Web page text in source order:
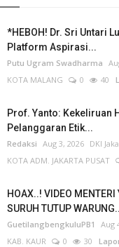
*HEBOH! Dr. Sri Untari
Platform Aspirasi...
Putu Ugram Swadharma
KOTA MALANG
0 40
Prof. Yanto: Kekeliruan
Pelanggaran Etik...
Redaksi Aug 3, 2026 DKI
KOTA ADM. JAKARTA PUSAT
HOAX..! VIDEO MENTERI
SURUH TUTUP
GuetilangbengkuluPB1 Aug
KAB. KAUR
0 30